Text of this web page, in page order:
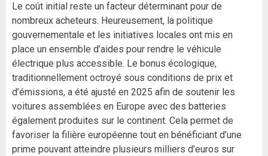
Le coût initial reste un facteur déterminant pour de
nombreux acheteurs. Heureusement, la politique
gouvernementale et les initiatives locales ont mis en
place un ensemble d’aides pour rendre le véhicule
électrique plus accessible. Le bonus écologique,
traditionnellement octroyé sous conditions de prix et
d’émissions, a été ajusté en 2025 afin de soutenir les
voitures assemblées en Europe avec des batteries
également produites sur le continent. Cela permet de
favoriser la filière européenne tout en bénéficiant d’une
prime pouvant atteindre plusieurs milliers d’euros sur